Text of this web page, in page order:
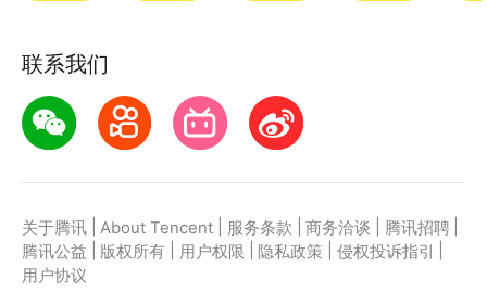
第一步：点击下载应用宝客户端，第二步：一键登录，
第三步：直接拉起微信小游戏同色方块消畅玩
联系我们
关于腾讯 About Tencent 服务条款 商务洽谈 腾讯招聘
腾讯公益
版权所有 用户权限 隐私政策 侵权投诉指引
用户协议